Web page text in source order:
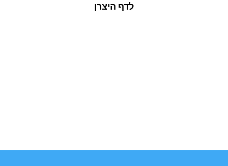
לדף היצרן